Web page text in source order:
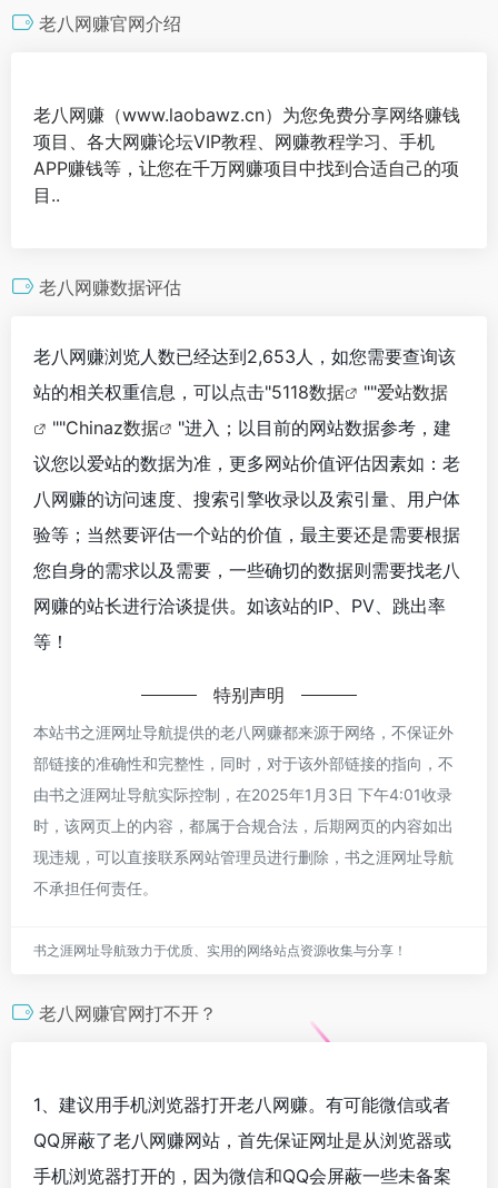
老八网赚官网介绍
老八网赚（www.laobawz.cn）为您免费分享网络赚钱
项目、各大网赚论坛VIP教程、网赚教程学习、手机
APP赚钱等，让您在千万网赚项目中找到合适自己的项
目..
老八网赚数据评估
老八网赚浏览人数已经达到2,653人，如您需要查询该
站的相关权重信息，可以点击"5118数据 ""爱站数据
""Chinaz数据
"进入；以目前的网站数据参考，建
议您以爱站的数据为准，更多网站价值评估因素如：老
八网赚的访问速度、搜索引擎收录以及索引量、用户体
验等；当然要评估一个站的价值，最主要还是需要根据
您自身的需求以及需要，一些确切的数据则需要找老八
网赚的站长进行洽谈提供。如该站的IP、PV、跳出率
等！
特别声明
本站书之涯网址导航提供的老八网赚都来源于网络，不保证外
部链接的准确性和完整性，同时，对于该外部链接的指向，不
由书之涯网址导航实际控制，在2025年1月3日 下午4:01收录
时，该网页上的内容，都属于合规合法，后期网页的内容如出
现违规，可以直接联系网站管理员进行删除，书之涯网址导航
不承担任何责任。
书之涯网址导航致力于优质、实用的网络站点资源收集与分享！
老八网赚官网打不开？
1、建议用手机浏览器打开老八网赚。有可能微信或者
QQ屏蔽了老八网赚网站，首先保证网址是从浏览器或
手机浏览器打开的，因为微信和QQ会屏蔽一些未备案